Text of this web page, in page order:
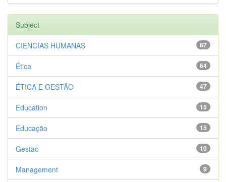
Subject
67
CIENCIAS HUMANAS
64
Ética
47
ÉTICA E GESTÃO
15
Education
15
Educação
10
Gestão
9
Management